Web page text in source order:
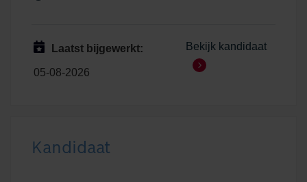
Laatst bijgewerkt:
05-08-2026
Bekijk kandidaat
Kandidaat